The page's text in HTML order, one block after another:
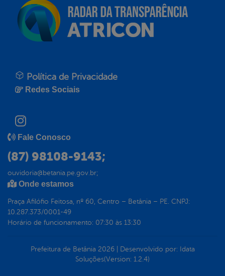
Política de Privacidade
Redes Sociais
Fale Conosco
(87) 98108-9143;
ouvidoria@betania.pe.gov.br;
Onde estamos
Praça Afilófio Feitosa, nº 60, Centro – Betânia – PE. CNPJ:
10.287.373/0001-49
Horário de funcionamento: 07:30 às 13:30
Prefeitura de Betânia 2026| Desenvolvido por: Idata
Soluções(Version: 1.2.4)